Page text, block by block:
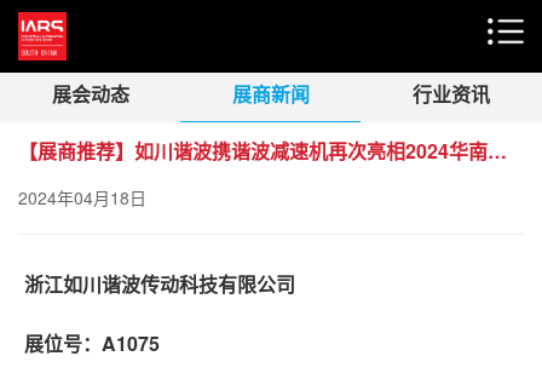
展会动态 展商新闻 行业资讯
【展商推荐】如川谐波携谐波减速机再次亮相2024华南机器人展IARS
2024年04月18日
浙江如川谐波传动科技有限公司
展位号：A1075